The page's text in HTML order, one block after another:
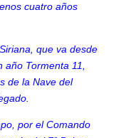
cuatro años
que va desde
Tormenta 11,
de la Nave del
por el Comando